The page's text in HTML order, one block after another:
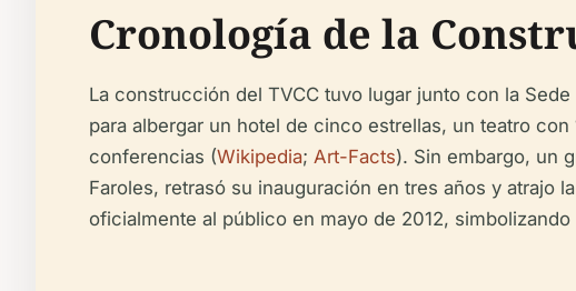
Cronología de la
La construcción del TVCC tuvo lugar junto con la
para albergar un hotel de cinco estrellas, un teatro
conferencias (Wikipedia; Art-Facts). Sin embargo, un
Faroles, retrasó su inauguración en tres años y atrajo
oficialmente al público en mayo de 2012,